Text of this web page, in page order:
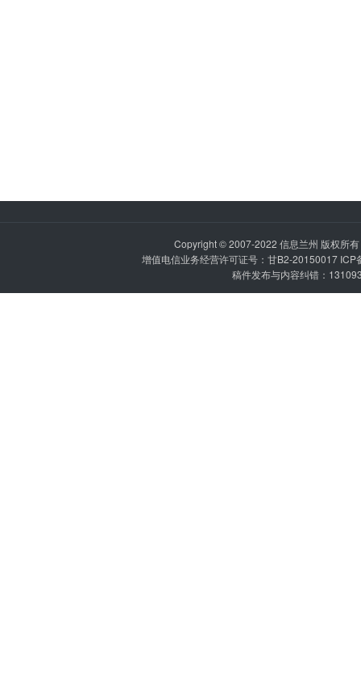
Copyright © 2007-2022 信息兰州 版权所
增值电信业务经营许可证号：甘B2-20150017 ICP
稿件发布与内容纠错：